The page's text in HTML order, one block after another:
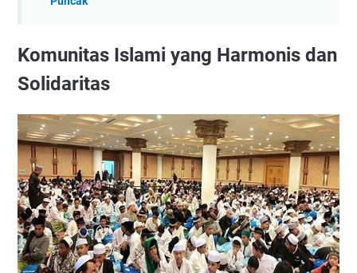
Komunitas Islami yang Harmonis dan
Solidaritas